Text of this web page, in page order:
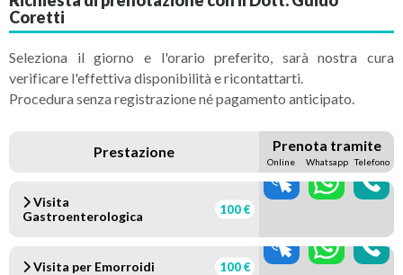
Coretti
Seleziona il giorno e l'orario preferito, sarà nostra cura
verificare l'effettiva disponibilità e ricontattarti.
Procedura senza registrazione né pagamento anticipato.
Prestazione Prenota tramite
Online Telefono
Whatsapp
Visita
Gastroenterologica
100 €
Visita per Emorroidi 100 €